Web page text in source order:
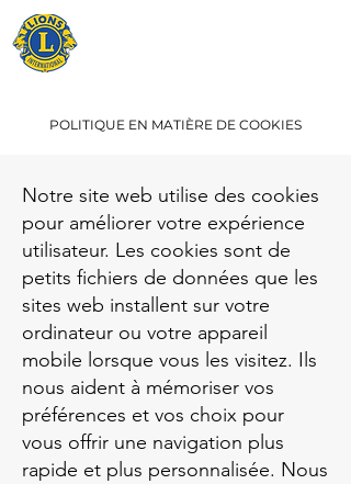
POLITIQUE EN MATIÈRE DE COOKIES
Notre site web utilise des cookies
pour améliorer votre expérience
utilisateur. Les cookies sont de
petits fichiers de données que les
sites web installent sur votre
ordinateur ou votre appareil
mobile lorsque vous les visitez. Ils
nous aident à mémoriser vos
préférences et vos choix pour
vous offrir une navigation plus
rapide et plus personnalisée. Nous